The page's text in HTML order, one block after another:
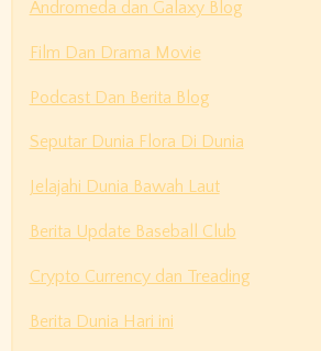
Andromeda dan Galaxy Blog
Film Dan Drama Movie
Podcast Dan Berita Blog
Seputar Dunia Flora Di Dunia
Jelajahi Dunia Bawah Laut
Berita Update Baseball Club
Crypto Currency dan Treading
Berita Dunia Hari ini